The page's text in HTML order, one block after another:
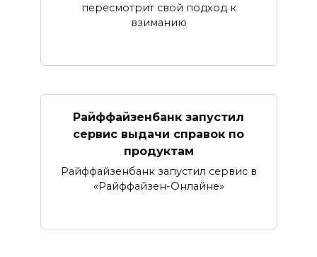
пересмотрит свой подход к
взиманию
Райффайзенбанк запустил
сервис выдачи справок по
продуктам
Райффайзенбанк запустил сервис в
«Райффайзен-Онлайне»